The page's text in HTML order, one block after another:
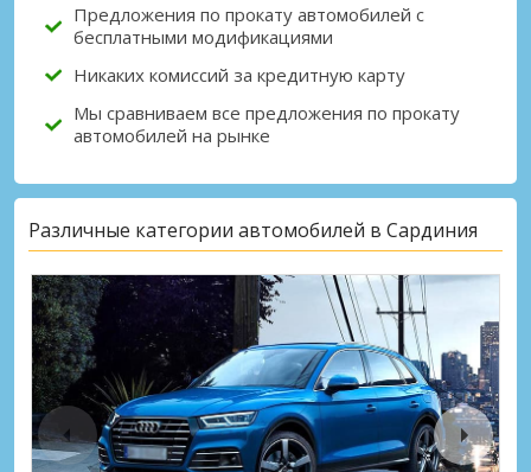
Предложения по прокату автомобилей с
бесплатными модификациями
Никаких комиссий за кредитную карту
Мы сравниваем все предложения по прокату
автомобилей на рынке
Различные категории автомобилей в Сардиния